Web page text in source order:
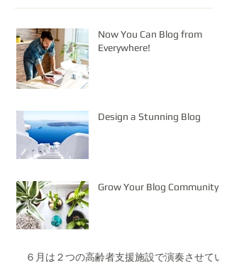
Now You Can Blog from
Everywhere!
Design a Stunning Blog
Grow Your Blog Community
６月は２つの高齢者支援施設で演奏させてい